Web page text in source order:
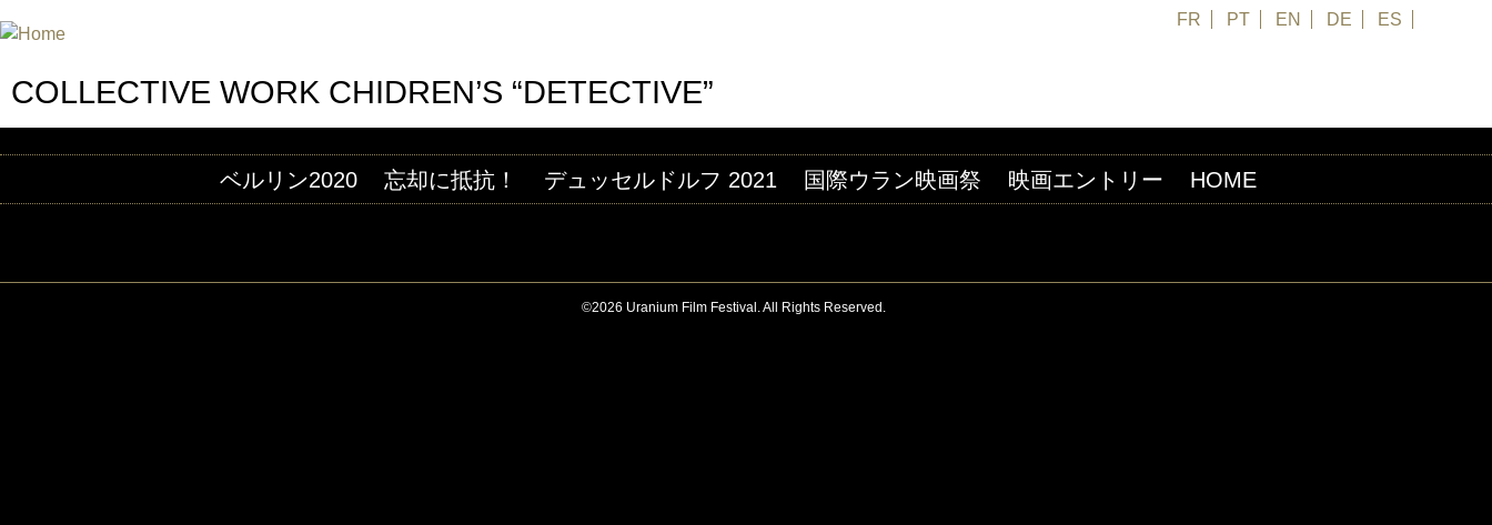
FR PT EN DE ES
COLLECTIVE WORK CHIDREN’S “DETECTIVE”
ベルリン2020 忘却に抵抗！ デュッセルドルフ 2021 国際ウラン映画祭 映画エントリー HOME
©2026 Uranium Film Festival. All Rights Reserved.